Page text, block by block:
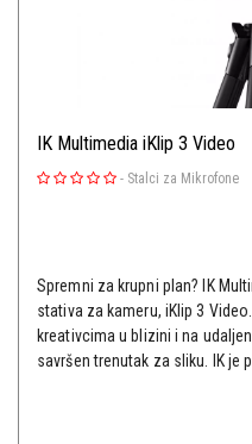
IK Multimedia iKlip 3 Video
- Stalci za Mikrofone
Spremni za krupni plan? IK
stativa za kameru, iKlip 3
kreativcima u blizini i na
savršen trenutak za sliku. IK je